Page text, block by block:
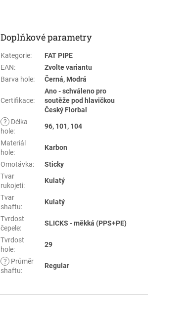
Doplňkové parametry
Kategorie:
FAT PIPE
EAN:
Zvolte variantu
Barva hole: Černá, Modrá
Certifikace:
Ano - schváleno pro
soutěže pod hlavičkou
Český Florbal
?
Délka
hole:
96, 101, 104
Materiál
hole:
Karbon
Omotávka:
Sticky
Tvar
rukojeti:
Kulatý
Tvar
shaftu:
Kulatý
Tvrdost
čepele:
SLICKS - měkká (PPS+PE)
Tvrdost
hole:
29
?
Průměr
shaftu:
Regular